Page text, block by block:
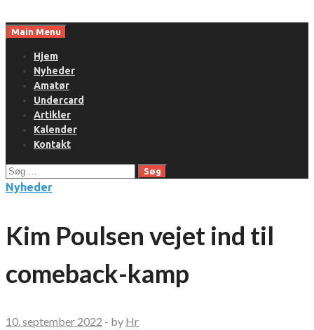
toMain Menu
Hjem
Nyheder
Amatør
Undercard
Artikler
Kalender
Kontakt
Søg
efter:
Nyheder
Kim Poulsen vejet ind til
comeback-kamp
10. september 2022 - by Hr